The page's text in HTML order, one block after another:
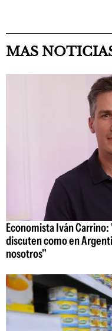
MAS
Economista Iván Carrino:
discuten como en
nosotros"